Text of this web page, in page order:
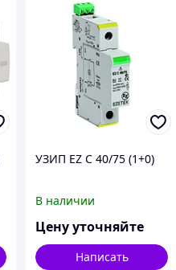
УЗИП EZ C 40/75 (1+0)
В наличии
Цену уточняйте
Написать